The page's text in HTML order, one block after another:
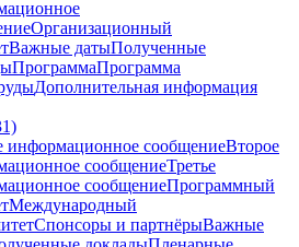
Организационный
Важные датыПолученные
ПрограммаПрограмма
Дополнительная информация
информационное сообщениеВторое
сообщениеТретье
сообщениеПрограммный
Международный
Спонсоры и партнёрыВажные